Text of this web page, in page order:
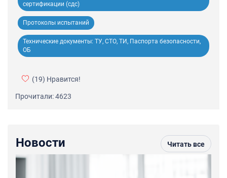
сертификации (сдс)
Протоколы испытаний
Технические документы: ТУ, СТО, ТИ, Паспорта безопасности,
ОБ
(19) Нравится!
Прочитали: 4623
Новости Читать все